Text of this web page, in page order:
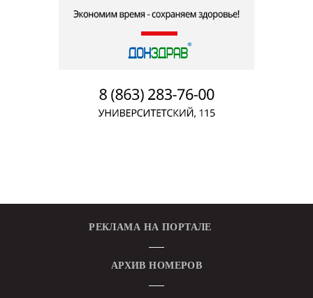
РЕКЛАМА НА ПОРТАЛЕ
АРХИВ НОМЕРОВ